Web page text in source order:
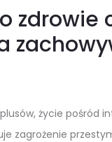
zdrowie
życie pośród
zagrożenie